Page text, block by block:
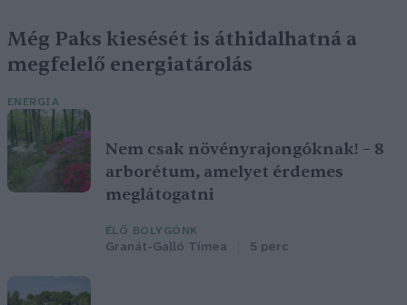
Még Paks kiesését is áthidalhatná a
megfelelő energiatárolás
ENERGIA
Nem csak növényrajongóknak! – 8
arborétum, amelyet érdemes
meglátogatni
ÉLŐ BOLYGÓNK
Granát-Galló Tímea 5 perc